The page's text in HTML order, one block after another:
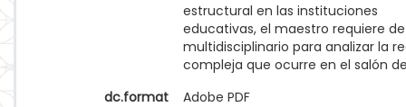
estructural en las instituciones
educativas, el maestro requiere
multidisciplinario para analizar la
compleja que ocurre en el salón
dc.format
Adobe PDF